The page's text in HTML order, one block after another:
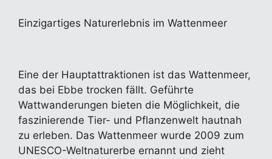
Einzigartiges Naturerlebnis im Wattenmeer
Eine der Hauptattraktionen ist das Wattenmeer,
das bei Ebbe trocken fällt. Geführte
Wattwanderungen bieten die Möglichkeit, die
faszinierende Tier- und Pflanzenwelt hautnah
zu erleben. Das Wattenmeer wurde 2009 zum
UNESCO-Weltnaturerbe ernannt und zieht